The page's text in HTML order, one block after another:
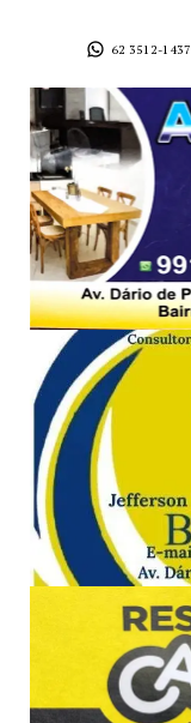
62 3512-1437